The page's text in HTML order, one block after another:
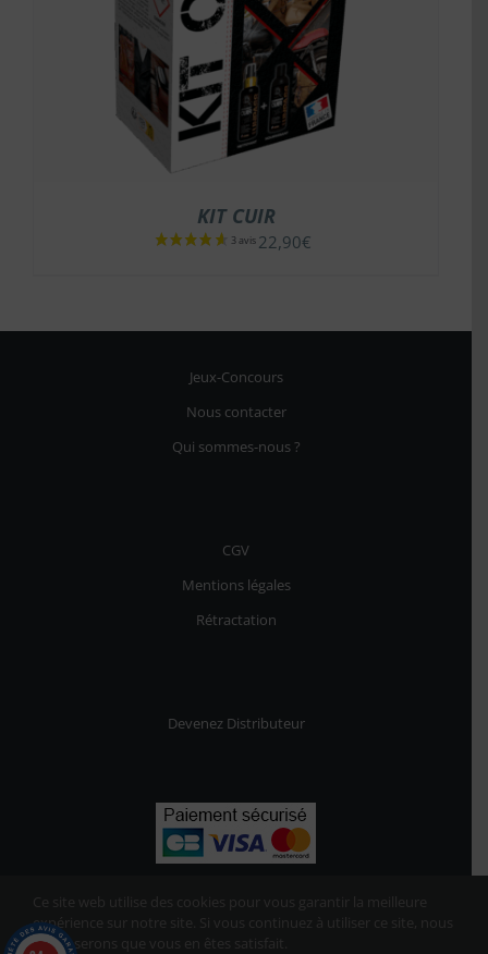
KIT CUIR
22,90€
Jeux-Concours
Nous contacter
Qui sommes-nous ?
CGV
Mentions légales
Rétractation
Devenez Distributeur
Ce site web utilise des cookies pour vous garantir la meilleure
expérience sur notre site. Si vous continuez à utiliser ce site, nous
supposerons que vous en êtes satisfait.